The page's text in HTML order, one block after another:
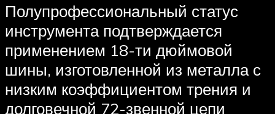
Полупрофессиональный статус
инструмента подтверждается
применением 18-ти дюймовой
шины, изготовленной из металла с
низким коэффициентом трения и
долговечной 72-звенной цепи